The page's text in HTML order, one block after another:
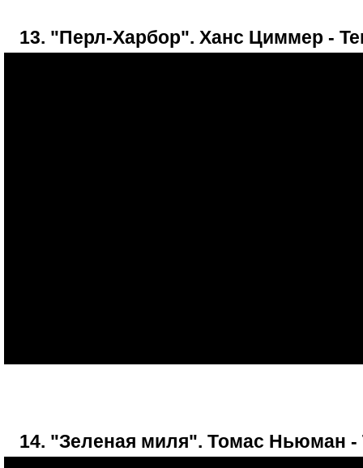
13. "Перл-Харбор". Ханс Циммер -
14. "Зеленая миля". Томас Ньюман -